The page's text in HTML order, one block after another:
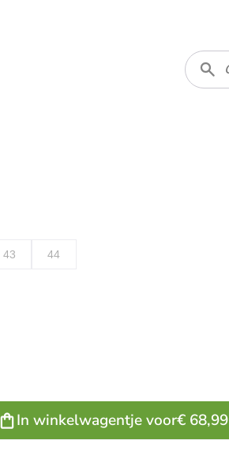
43 44
In winkelwagentje voor€ 68,99